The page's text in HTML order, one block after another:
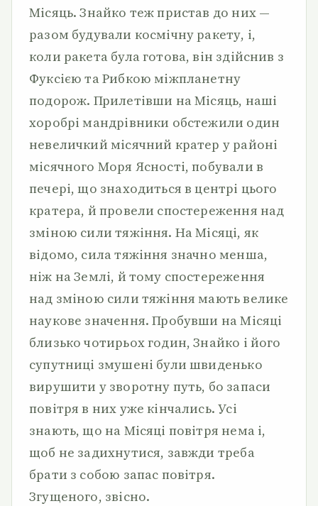
Місяць. Знайко теж пристав до них —
разом будували космічну ракету, і,
коли ракета була готова, він здійснив з
Фуксією та Рибкою міжпланетну
подорож. Прилетівши на Місяць, наші
хоробрі мандрівники обстежили один
невеличкий місячний кратер у районі
місячного Моря Ясності, побували в
печері, що знаходиться в центрі цього
кратера, й провели спостереження над
зміною сили тяжіння. На Місяці, як
відомо, сила тяжіння значно менша,
ніж на Землі, й тому спостереження
над зміною сили тяжіння мають велике
наукове значення. Пробувши на Місяці
близько чотирьох годин, Знайко і його
супутниці змушені були швиденько
вирушити у зворотну путь, бо запаси
повітря в них уже кінчались. Усі
знають, що на Місяці повітря нема і,
щоб не задихнутися, завжди треба
брати з собою запас повітря.
Згущеного, звісно.